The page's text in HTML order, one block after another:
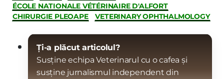
ÉCOLE NATIONALE VÉTÉRINAIRE D'ALFORT
CHIRURGIE PLEOAPE
VETERINARY OPHTHALMOLOGY
Ți-a plăcut articolul?
Susține echipa Veterinarul cu o cafea și
susține jurnalismul independent din